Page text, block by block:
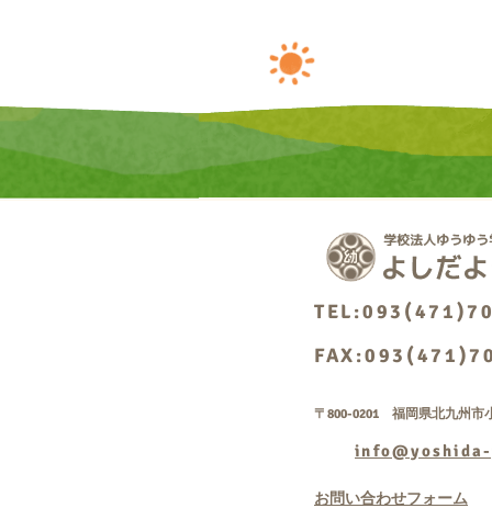
〒800-0201 福岡県北九州市
お問い合わせフォーム